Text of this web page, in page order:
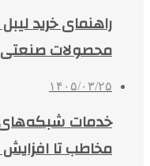
راهنمای خرید
محصولات صنعتی
۱۴۰۵/۰۳/۲۵
مخاطب تا